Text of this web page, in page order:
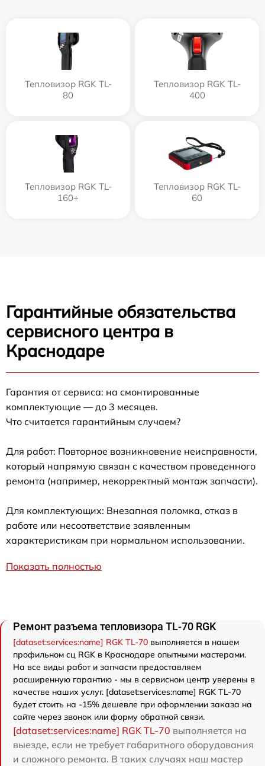
Тепловизор RGK TL-
80
Тепловизор RGK TL-
400
Тепловизор RGK TL-
160+
Тепловизор RGK TL-
60
Гарантийные обязательства
сервисного центра в
Краснодаре
Гарантия от сервиса: на смонтированные
комплектующие — до 3 месяцев.
Что считается гарантийным случаем?
Для работ: Повторное возникновение неисправности,
который напрямую связан с качеством проведенного
ремонта (например, некорректный монтаж запчасти).
Для комплектующих: Внезапная поломка, отказ в
работе или несоответствие заявленным
характеристикам при нормальном использовании.
Показать полностью
Ремонт разъема тепловизора TL-70 RGK
[dataset:services:name] RGK TL-70 выполняется в нашем
профильном сц RGK в Краснодаре опытными мастерами.
На все виды работ и запчасти предоставляем
расширенную гарантию - мы в сервисном центр уверены в
качестве наших услуг. [dataset:services:name] RGK TL-70
будет стоить на -15% дешевле при оформлении заказа на
сайте через звонок или форму обратной связи.
[dataset:services:name] RGK TL-70 выполняется на
выезде, если не требует габаритного оборудования
и сложного ремонта. В таких случаях наш мастер